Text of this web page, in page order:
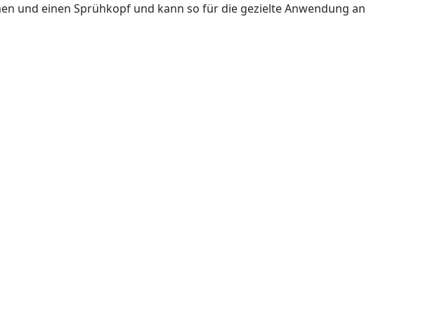
und einen Sprühkopf und kann so für die gezielte Anwendung an